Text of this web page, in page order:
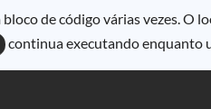
de código várias vezes. O
continua executando enquanto